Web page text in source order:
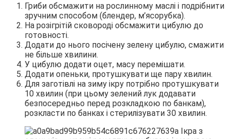
Гриби обсмажити на рослинному маслі і подрібнити
зручним способом (блендер, м’ясорубка).
На розігрітій сковороді обсмажити цибулю до
готовності.
Додати до нього посічену зелену цибулю, смажити
не більше хвилини.
У цибулю додати оцет, масу перемішати.
Додати опеньки, протушкувати ще пару хвилин.
Для заготівлі на зиму ікру потрібно протушкувати
10 хвилин (при цьому зелений лук додавати
безпосередньо перед розкладкою по банкам),
розкласти по банках і стерилізувати 30 хвилин.